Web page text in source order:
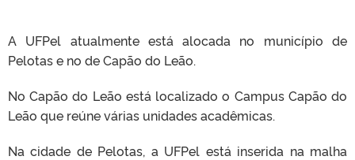
A UFPel atualmente está alocada no município de
Pelotas e no de Capão do Leão.
No Capão do Leão está localizado o Campus Capão do
Leão que reúne várias unidades acadêmicas.
Na cidade de Pelotas, a UFPel está inserida na malha